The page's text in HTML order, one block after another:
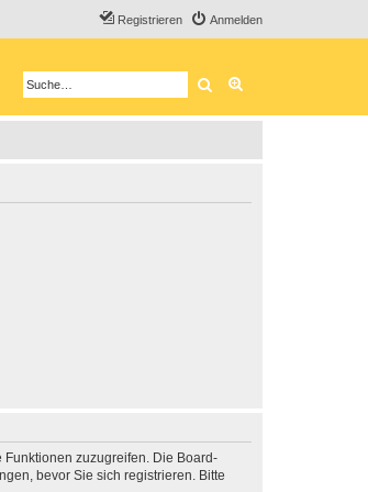
Anmelden
Registrieren
Suche
zuzugreifen. Die Board-
bevor Sie sich registrieren. Bitte